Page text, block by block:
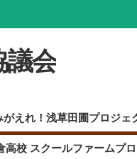
会
がえれ！浅草田圃プロジェ
高校 スクールファームプ